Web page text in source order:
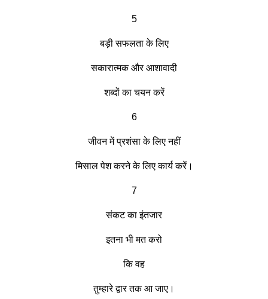
5
बड़ी सफलता के लिए
सकारात्मक और आशावादी
शब्दों का चयन करें
6
जीवन में प्रशंसा के लिए नहीं
मिसाल पेश करने के लिए कार्य करें।
7
संकट का इंतजार
इतना भी मत करो
कि वह
तुम्हारे द्वार तक आ जाए।